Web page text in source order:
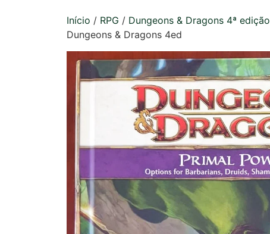
Início / RPG / Dungeons & Dragons 4ª edição
Dungeons & Dragons 4ed